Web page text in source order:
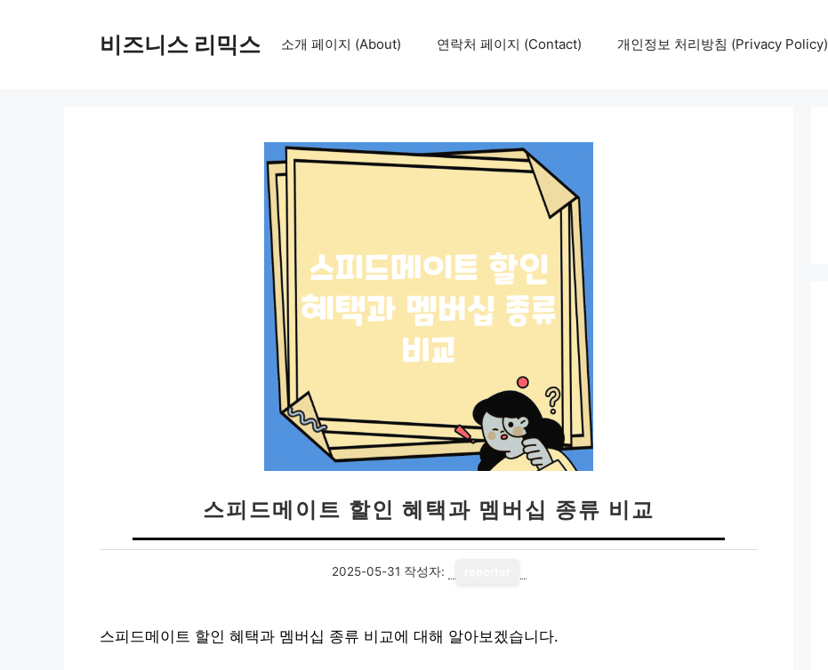
비즈니스 리믹스 소개 페이지 (About) 연락처 페이지 (Contact) 개인정보 처리방침 (Privacy Policy)
스피드메이트 할인 혜택과 멤버십 종류 비교
2025-05-31 작성자:
스피드메이트 할인 혜택과 멤버십 종류 비교에 대해 알아보겠습니다.